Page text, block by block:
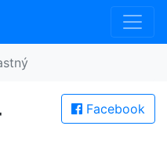
Facebook